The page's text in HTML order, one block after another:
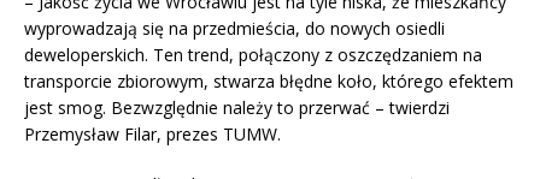
wyprowadzają się na przedmieścia, do nowych osiedli
deweloperskich. Ten trend, połączony z oszczędzaniem na
transporcie zbiorowym, stwarza błędne koło, którego efektem
jest smog. Bezwzględnie należy to przerwać – twierdzi
Przemysław Filar, prezes TUMW.